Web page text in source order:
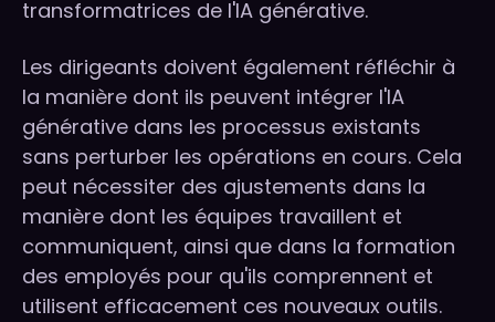
transformatrices de l'IA générative.
Les dirigeants doivent également réfléchir à
la manière dont ils peuvent intégrer l'IA
générative dans les processus existants
sans perturber les opérations en cours. Cela
peut nécessiter des ajustements dans la
manière dont les équipes travaillent et
communiquent, ainsi que dans la formation
des employés pour qu'ils comprennent et
utilisent efficacement ces nouveaux outils.